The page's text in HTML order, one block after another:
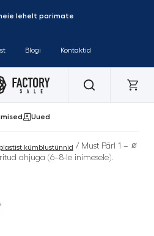
lehelt parimate
Blogi Kontaktid
Uued
kümblustünnid / Must Pärl 1 – ∅
ahjuga (6–8-le inimesele).